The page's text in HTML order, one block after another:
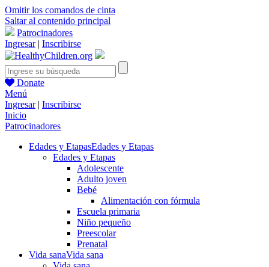
Omitir los comandos de cinta
Saltar al contenido principal
Patrocinadores
Ingresar| Inscribirse
Donate
Menú
Ingresar| Inscribirse
Inicio
Patrocinadores
Edades y EtapasEdades y Etapas
Edades y Etapas
Adolescente
Adulto joven
Bebé
Alimentación con fórmula
Escuela primaria
Niño pequeño
Preescolar
Prenatal
Vida sanaVida sana